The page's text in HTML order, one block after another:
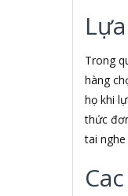
AD
Ai
Trong
hàng
họ khi
thức
tai